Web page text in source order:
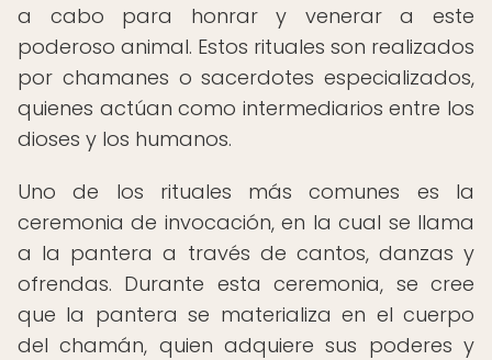
a cabo para honrar y venerar a este
poderoso animal. Estos rituales son realizados
por chamanes o sacerdotes especializados,
quienes actúan como intermediarios entre los
dioses y los humanos.
Uno de los rituales más comunes es la
ceremonia de invocación, en la cual se llama
a la pantera a través de cantos, danzas y
ofrendas. Durante esta ceremonia, se cree
que la pantera se materializa en el cuerpo
del chamán, quien adquiere sus poderes y